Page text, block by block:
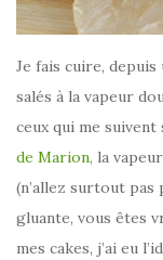
Je fais cuire, depuis
salés à la vapeur
ceux qui me suivent
de Marion, la
(n’allez surtout pas
gluante, vous êtes
mes cakes, j’ai eu